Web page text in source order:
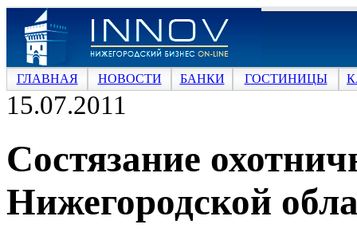
ГЛАВНАЯ НОВОСТИ БАНКИ ГОСТИНИЦЫ
15.07.2011
Состязание
Нижегородской